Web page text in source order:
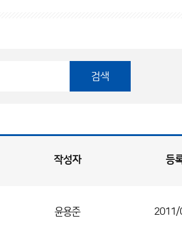
검색
작성자 등
윤용준 2011/